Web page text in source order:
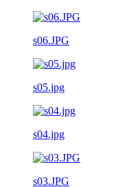
s06.JPG
s05.jpg
s04.jpg
s03.JPG